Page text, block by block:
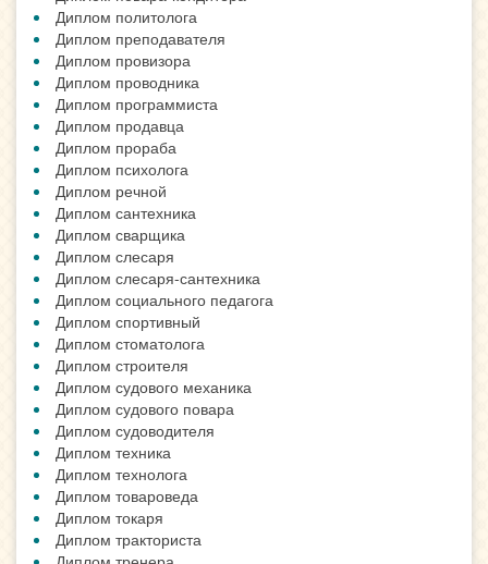
Диплом политолога
Диплом преподавателя
Диплом провизора
Диплом проводника
Диплом программиста
Диплом продавца
Диплом прораба
Диплом психолога
Диплом речной
Диплом сантехника
Диплом сварщика
Диплом слесаря
Диплом слесаря-сантехника
Диплом социального педагога
Диплом спортивный
Диплом стоматолога
Диплом строителя
Диплом судового механика
Диплом судового повара
Диплом судоводителя
Диплом техника
Диплом технолога
Диплом товароведа
Диплом токаря
Диплом тракториста